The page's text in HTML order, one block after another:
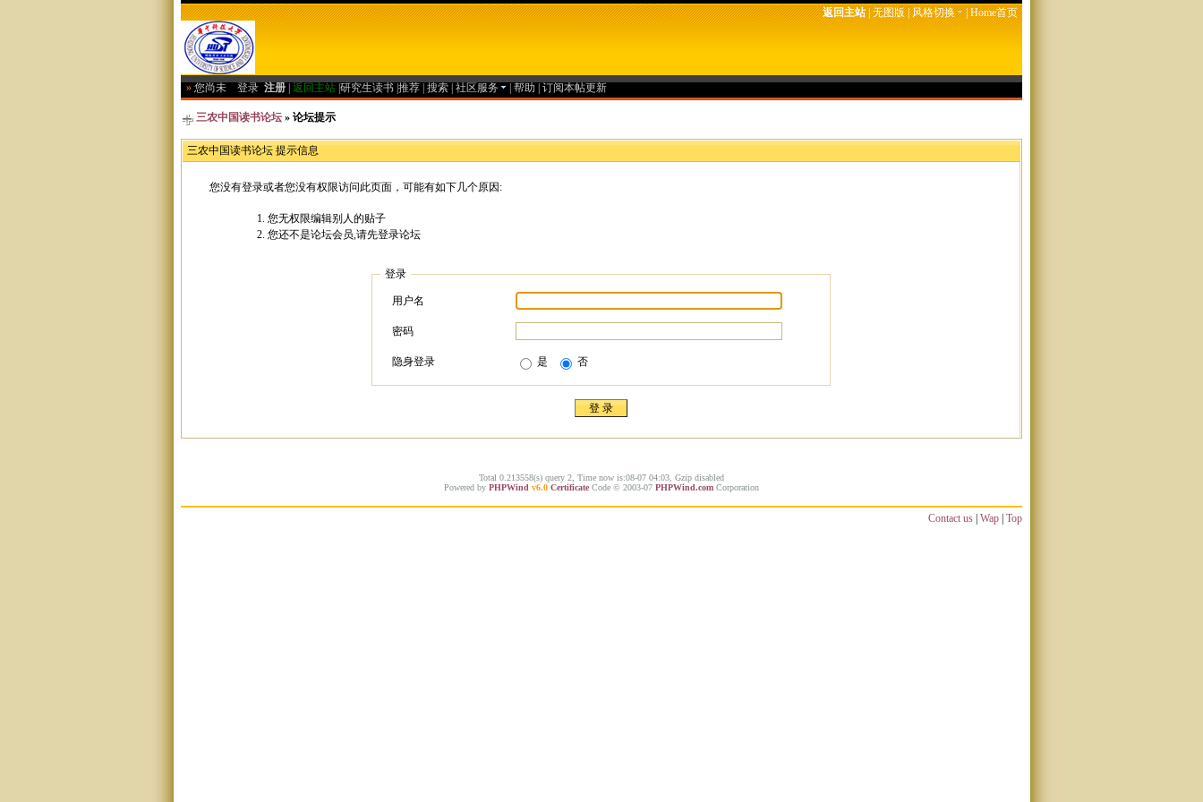
返回主站|无图版|风格切换 |Home首页
» 您尚未 登录 注册 返回主站 研究生读书 推荐 搜索 社区服务 帮助 订阅本帖更新
三农中国读书论坛 » 论坛提示
三农中国读书论坛 提示信息
您没有登录或者您没有权限访问此页面，可能有如下几个原因:
您无权限编辑别人的贴子
您还不是论坛会员,请先登录论坛
登录
用户名
密码
隐身登录 是 否
Total 0.213558(s) query 2, Time now is:08-07 04:03, Gzip disabled
Powered by PHPWind v6.0 Certificate Code © 2003-07 PHPWind.com Corporation
Contact us | Wap | Top